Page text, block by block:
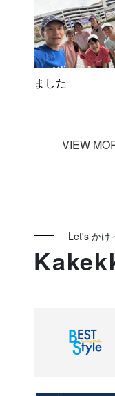
ました
VIEW
Let's かけ